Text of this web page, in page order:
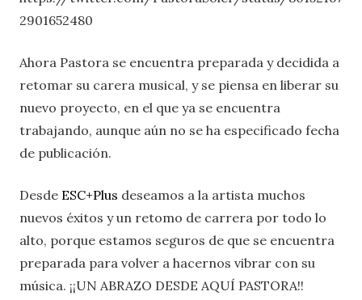
2901652480
Ahora Pastora se encuentra preparada y decidida a
retomar su carera musical, y se piensa en liberar su
nuevo proyecto, en el que ya se encuentra
trabajando, aunque aún no se ha especificado fecha
de publicación.
Desde ESC+Plus deseamos a la artista muchos
nuevos éxitos y un retomo de carrera por todo lo
alto, porque estamos seguros de que se encuentra
preparada para volver a hacernos vibrar con su
música. ¡¡UN ABRAZO DESDE AQUÍ PASTORA!!